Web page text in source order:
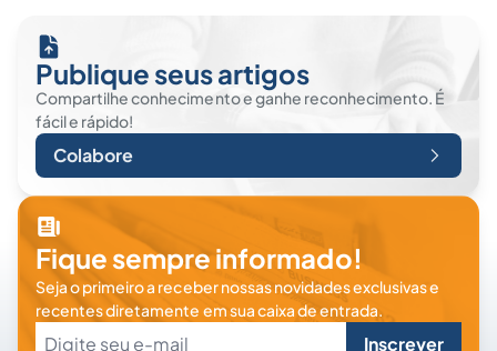
Publique seus artigos
Compartilhe conhecimento e ganhe reconhecimento. É
fácil e rápido!
Colabore
Fique sempre informado!
Seja o primeiro a receber nossas novidades exclusivas e
recentes diretamente em sua caixa de entrada.
Inscrever